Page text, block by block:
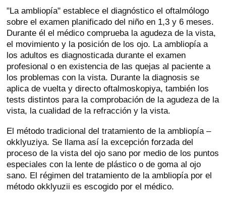
"La ambliopía" establece el diagnóstico el oftalmólogo
sobre el examen planificado del niño en 1,3 y 6 meses.
Durante él el médico comprueba la agudeza de la vista,
el movimiento y la posición de los ojo. La ambliopía a
los adultos es diagnosticada durante el examen
profesional o en existencia de las quejas al paciente a
los problemas con la vista. Durante la diagnosis se
aplica de vuelta y directo oftalmoskopiya, también los
tests distintos para la comprobación de la agudeza de la
vista, la cualidad de la refracción y la vista.
El método tradicional del tratamiento de la ambliopía –
okklyuziya. Se llama así la excepción forzada del
proceso de la vista del ojo sano por medio de los puntos
especiales con la lente de plástico o de goma al ojo
sano. El régimen del tratamiento de la ambliopía por el
método okklyuzii es escogido por el médico.